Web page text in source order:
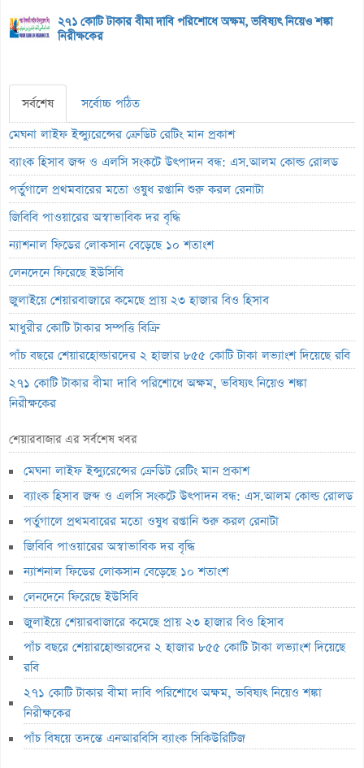
২৭১ কোটি টাকার বীমা দাবি পরিশোধে অক্ষম, ভবিষ্যৎ নিয়েও শঙ্কা
নিরীক্ষকের
সর্বশেষ
সর্বোচ্চ পঠিত
মেঘনা লাইফ ইন্স্যুরেন্সের ক্রেডিট রেটিং মান প্রকাশ
ব্যাংক হিসাব জব্দ ও এলসি সংকটে উৎপাদন বন্ধ: এস.আলম কোল্ড রোলড
পর্তুগালে প্রথমবারের মতো ওষুধ রপ্তানি শুরু করল রেনাটা
জিবিবি পাওয়ারের অস্বাভাবিক দর বৃদ্ধি
ন্যাশনাল ফিডের লোকসান বেড়েছে ১০ শতাংশ
লেনদেনে ফিরেছে ইউসিবি
জুলাইয়ে শেয়ারবাজারে কমেছে প্রায় ২৩ হাজার বিও হিসাব
মাধুরীর কোটি টাকার সম্পত্তি বিক্রি
পাঁচ বছরে শেয়ারহোল্ডারদের ২ হাজার ৮৫৫ কোটি টাকা লভ্যাংশ দিয়েছে রবি
২৭১ কোটি টাকার বীমা দাবি পরিশোধে অক্ষম, ভবিষ্যৎ নিয়েও শঙ্কা
নিরীক্ষকের
পাঁচ বিষয়ে তদন্তে এনআরবিসি ব্যাংক সিকিউরিটিজ
ইসলামী লাইফ
ভেঞ্চার ক্যাপিটাল ফান্ডে একাধিক অনিয়ম, এক্স অ্যাঞ্জেলের কাছে বিএসইসির
ব্যাখ্যা তলব
বুধবার শেয়ারবাজার বন্ধ
১৪ কার্যদিবসে সোনারগাঁও টেক্সটাইলের শেয়ারদর ৩২% বৃদ্ধি
‘রাজনৈতিক ক্ষমতা দেখিয়ে আমার কাজ কেড়ে নিয়েছিল বান্ধবী’
মূল্যসূচক বাড়লেও লেনদেনে পতন
লুজারের শীর্ষে রিং-শাইন
গেইনারের শীর্ষে সেন্ট্রাল ইন্স্যুরেন্স
ব্লক মার্কেটে ৩৬ কোটি টাকার লেনদেন
বৃহস্পতিবার পদ্মা ইসলামী লাইফ ইন্স্যুরেন্সের লেনদেন বন্ধ
শেয়ারবাজার এর সর্বশেষ খবর
মেঘনা লাইফ ইন্স্যুরেন্সের ক্রেডিট রেটিং মান প্রকাশ
ব্যাংক হিসাব জব্দ ও এলসি সংকটে উৎপাদন বন্ধ: এস.আলম কোল্ড রোলড
পর্তুগালে প্রথমবারের মতো ওষুধ রপ্তানি শুরু করল রেনাটা
জিবিবি পাওয়ারের অস্বাভাবিক দর বৃদ্ধি
ন্যাশনাল ফিডের লোকসান বেড়েছে ১০ শতাংশ
লেনদেনে ফিরেছে ইউসিবি
জুলাইয়ে শেয়ারবাজারে কমেছে প্রায় ২৩ হাজার বিও হিসাব
পাঁচ বছরে শেয়ারহোল্ডারদের ২ হাজার ৮৫৫ কোটি টাকা লভ্যাংশ দিয়েছে
রবি
২৭১ কোটি টাকার বীমা দাবি পরিশোধে অক্ষম, ভবিষ্যৎ নিয়েও শঙ্কা
নিরীক্ষকের
পাঁচ বিষয়ে তদন্তে এনআরবিসি ব্যাংক সিকিউরিটিজ